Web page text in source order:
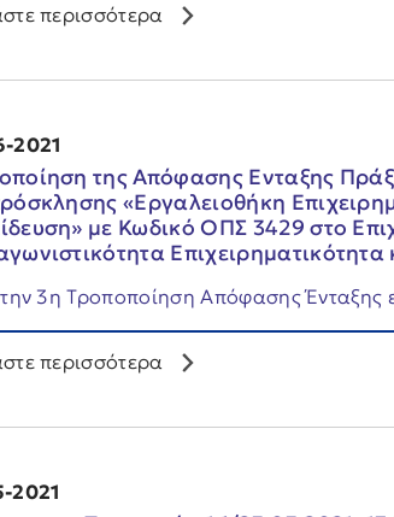
περισσότερα
2021
της Απόφασης Ενταξης
«Εργαλειοθήκη
με Κωδικό ΟΠΣ 3429 στο
την 3η Τροποποίηση Απόφασης Ένταξης
περισσότερα
2021